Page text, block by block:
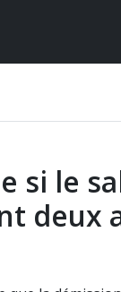
si le
deux